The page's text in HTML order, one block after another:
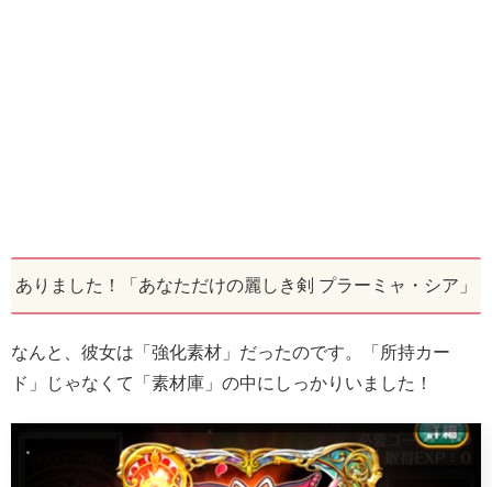
ありました！「あなただけの麗しき剣 プラーミャ・シア」
なんと、彼女は「強化素材」だったのです。「所持カー
ド」じゃなくて「素材庫」の中にしっかりいました！